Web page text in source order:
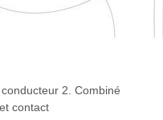
2. Combiné
contact